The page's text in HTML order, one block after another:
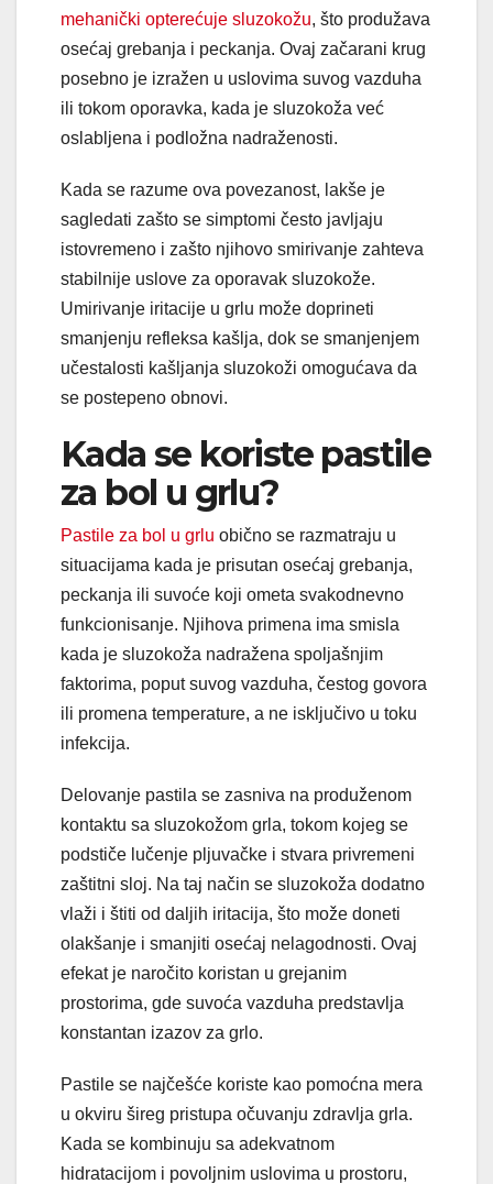
mehanički opterećuje sluzokožu, što produžava
osećaj grebanja i peckanja. Ovaj začarani krug
posebno je izražen u uslovima suvog vazduha
ili tokom oporavka, kada je sluzokoža već
oslabljena i podložna nadraženosti.
Kada se razume ova povezanost, lakše je
sagledati zašto se simptomi često javljaju
istovremeno i zašto njihovo smirivanje zahteva
stabilnije uslove za oporavak sluzokože.
Umirivanje iritacije u grlu može doprineti
smanjenju refleksa kašlja, dok se smanjenjem
učestalosti kašljanja sluzokoži omogućava da
se postepeno obnovi.
Kada se koriste pastile
za bol u grlu?
Pastile za bol u grlu obično se razmatraju u
situacijama kada je prisutan osećaj grebanja,
peckanja ili suvoće koji ometa svakodnevno
funkcionisanje. Njihova primena ima smisla
kada je sluzokoža nadražena spoljašnjim
faktorima, poput suvog vazduha, čestog govora
ili promena temperature, a ne isključivo u toku
infekcija.
Delovanje pastila se zasniva na produženom
kontaktu sa sluzokožom grla, tokom kojeg se
podstiče lučenje pljuvačke i stvara privremeni
zaštitni sloj. Na taj način se sluzokoža dodatno
vlaži i štiti od daljih iritacija, što može doneti
olakšanje i smanjiti osećaj nelagodnosti. Ovaj
efekat je naročito koristan u grejanim
prostorima, gde suvoća vazduha predstavlja
konstantan izazov za grlo.
Pastile se najčešće koriste kao pomoćna mera
u okviru šireg pristupa očuvanju zdravlja grla.
Kada se kombinuju sa adekvatnom
hidratacijom i povoljnim uslovima u prostoru,